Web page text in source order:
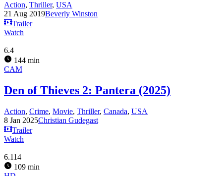
Action, Thriller, USA
21 Aug 2019Beverly Winston
Trailer
Watch
6.4
144 min
CAM
Den of Thieves 2: Pantera (2025)
Action, Crime, Movie, Thriller, Canada, USA
8 Jan 2025Christian Gudegast
Trailer
Watch
6.114
109 min